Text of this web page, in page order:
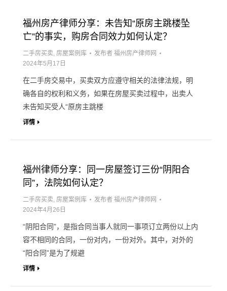
福州房产律师分享：未告知“原房主跳楼坠
亡”的事实，购房合同效力如何认定？
二手房买卖, 房屋案例库 发布者 福州房产律师网
2024年5月17日
在二手房交易中，买卖双方应遵守相关的法律法规，明
确各自的权利和义务，如果在房屋买卖过程中，出卖人
未告知买受人“原房主跳楼
详情
福州律师分享：同一房屋签订三份“阴阳合
同”，法院如何认定？
二手房买卖, 房屋案例库 发布者 福州房产律师网
2024年4月26日
“阴阳合同”，是指合同当事人就同一事项订立两份以上内
容不相同的合同，一份对内，一份对外。其中，对外的
“阳合同”是为了规避
详情